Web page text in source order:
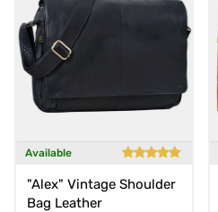
Available
"Alex" Vintage Shoulder
Bag Leather